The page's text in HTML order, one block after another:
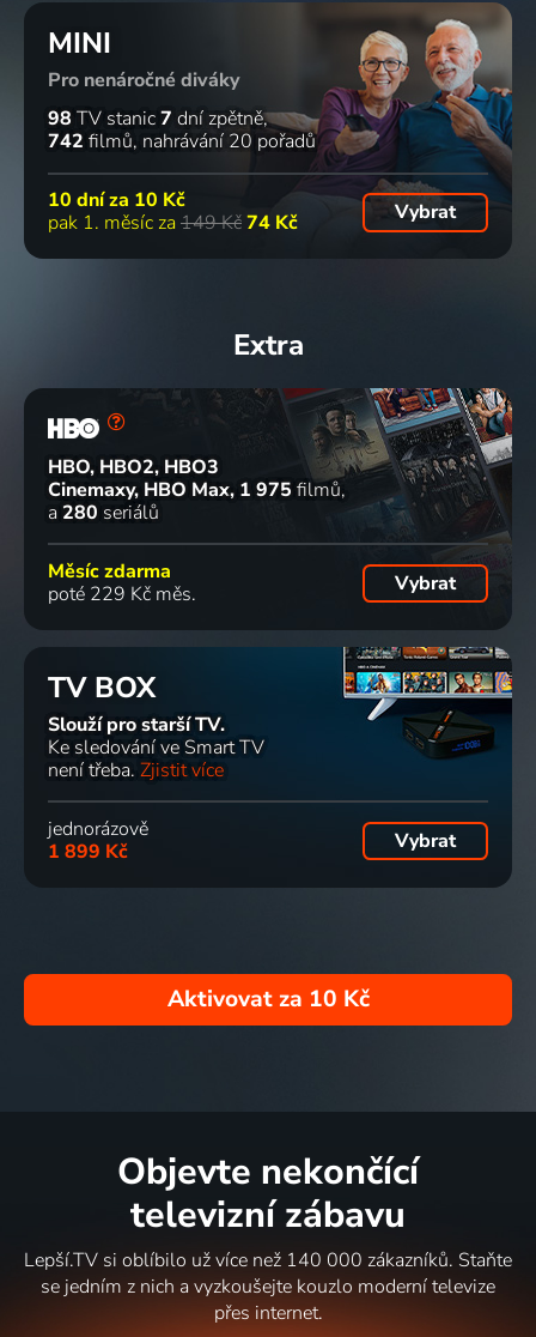
MINI
Pro nenáročné diváky
98 TV stanic7 dní zpětně
742 filmů nahrávání 20 pořadů
10 dní za 10 Kč
pak 1. měsíc za 149 Kč74 Kč Vybrat
Extra
HBO, HBO2, HBO3
Cinemaxy, HBO Max 1 975 filmů
a 280 seriálů
Měsíc zdarma
poté 229 Kč měs.
Vybrat
TV BOX
Slouží pro starší TV.
Ke sledování ve Smart TV
není třeba. Zjistit více
jednorázově
1 899 Kč
Vybrat
Aktivovat za 10 Kč
Objevte nekončící
televizní zábavu
Lepší.TV si oblíbilo už více než 140 000 zákazníků. Staňte
se jedním z nich a vyzkoušejte kouzlo moderní televize
přes internet.